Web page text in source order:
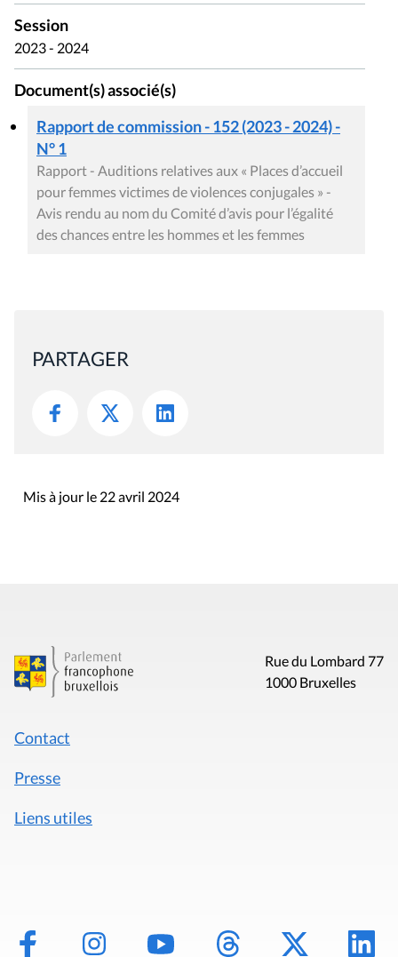
Session
2023 - 2024
Document(s) associé(s)
Rapport de commission - 152 (2023 - 2024) -
N° 1
Rapport - Auditions relatives aux « Places d’accueil
pour femmes victimes de violences conjugales » -
Avis rendu au nom du Comité d’avis pour l’égalité
des chances entre les hommes et les femmes
PARTAGER
Mis à jour le 22 avril 2024
Rue du Lombard 77
1000 Bruxelles
Contact
Presse
Liens utiles